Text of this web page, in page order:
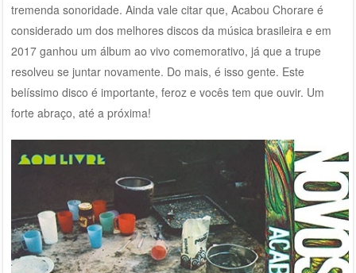
tremenda sonoridade. Ainda vale citar que, Acabou Chorare é
considerado um dos melhores discos da música brasileira e em
2017 ganhou um álbum ao vivo comemorativo, já que a trupe
resolveu se juntar novamente. Do mais, é isso gente. Este
belíssimo disco é importante, feroz e vocês tem que ouvir. Um
forte abraço, até a próxima!